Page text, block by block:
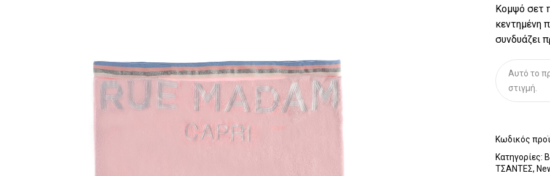
Κομψό σετ
κεντημένη
συνδυάζει
Αυτό το
στιγμή.
Κωδικός
Κατηγορίες:
ΤΣΑΝΤΕΣ,